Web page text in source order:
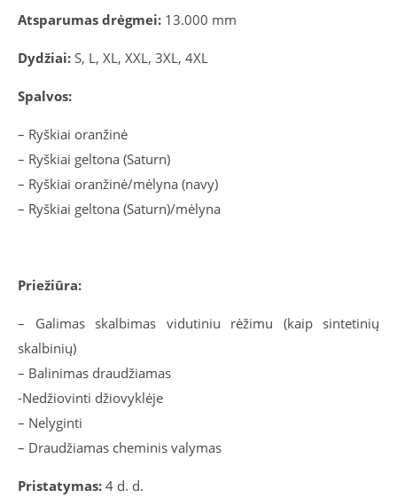
Atsparumas drėgmei: 13.000 mm
Dydžiai: S, L, XL, XXL, 3XL, 4XL
Spalvos:
– Ryškiai oranžinė
– Ryškiai geltona (Saturn)
– Ryškiai oranžinė/mėlyna (navy)
– Ryškiai geltona (Saturn)/mėlyna
Priežiūra:
– Galimas skalbimas vidutiniu rėžimu (kaip sintetinių
skalbinių)
– Balinimas draudžiamas
-Nedžiovinti džiovyklėje
– Nelyginti
– Draudžiamas cheminis valymas
Pristatymas: 4 d. d.